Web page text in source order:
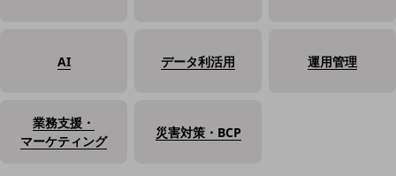
AI データ利活用 運用管理
業務支援・
マーケティング
災害対策・BCP